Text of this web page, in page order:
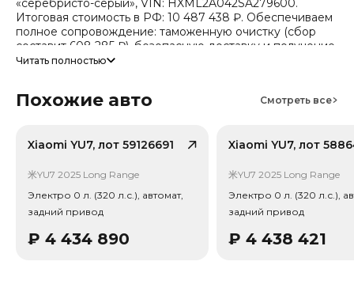
Итоговая стоимость в РФ: 10 487 438 ₽. Обеспечиваем
полное сопровождение: таможенную очистку (сбор
составит 608 285 ₽), безопасную доставку и получение
всех документов.
уточняйте при обращении. Гарантируем полную
паспорту комплектации: Тип энергии: Чистый
(кроссовер/SUV), Тип кузова/посадка: Внедорожник /
Кроссовер (SUV), Тип дверей: Распашные двери, Кол-
Ассистент смены полосы, Удержание полосы,
Читать полностью
Похожие авто Смотреть все
Xiaomi YU7, лот 59126691
米YU7 2025 Long Range
Электро 0 л. (320 л.с.), автомат,
задний привод
₽ 4 434 890
Xiaomi YU7, лот
米YU7 2025 Long Range
Электро 0 л. (320 л.с.),
задний привод
₽ 4 438 421